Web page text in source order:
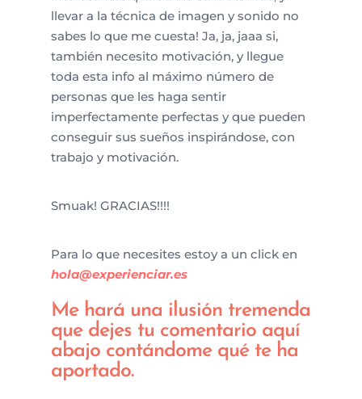
llevar a la técnica de imagen y sonido no
sabes lo que me cuesta! Ja, ja, jaaa si,
también necesito motivación, y llegue
toda esta info al máximo número de
personas que les haga sentir
imperfectamente perfectas y que pueden
conseguir sus sueños inspirándose, con
trabajo y motivación.
Smuak! GRACIAS!!!!
Para lo que necesites estoy a un click en
hola@experienciar.es
Me hará una ilusión tremenda
que dejes tu comentario aquí
abajo contándome qué te ha
aportado.